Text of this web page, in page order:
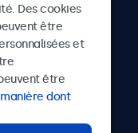
Santé
Suisse
Des cookies
être
et
être
dont